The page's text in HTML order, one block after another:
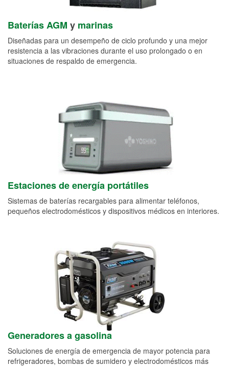
Baterías AGM y marinas
Diseñadas para un desempeño de ciclo profundo y una mejor
resistencia a las vibraciones durante el uso prolongado o en
situaciones de respaldo de emergencia.
Estaciones de energía portátiles
Sistemas de baterías recargables para alimentar teléfonos,
pequeños electrodomésticos y dispositivos médicos en interiores.
Generadores a gasolina
Soluciones de energía de emergencia de mayor potencia para
refrigeradores, bombas de sumidero y electrodomésticos más